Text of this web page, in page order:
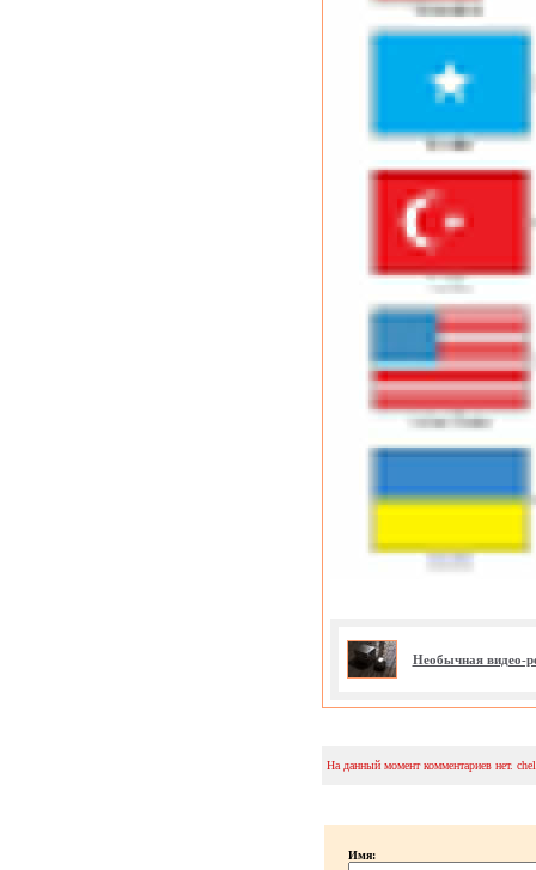
Необычная видео-
На данный момент комментариев нет.
Имя: